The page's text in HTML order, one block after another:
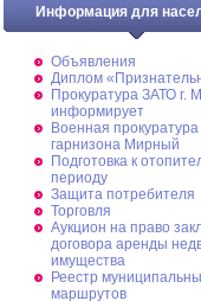
Информация для
Объявления
Диплом
Прокуратура ЗАТО г.
информирует
Военная прокуратура
гарнизона Мирный
Подготовка к
периоду
Защита потребителя
Торговля
Аукцион на право
договора аренды
имущества
Реестр
маршрутов